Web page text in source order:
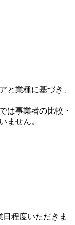
と業種に基づき、
は事業者の比較・
ません。
程度いただきま